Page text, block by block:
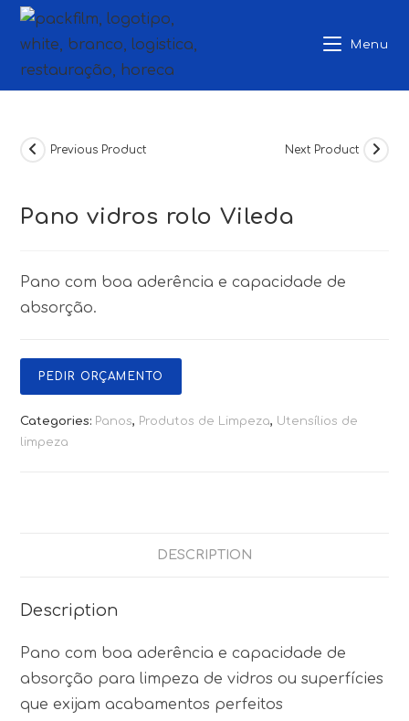
Skip
Menu
Previous Product Next Product
Pano vidros rolo Vileda
Pano com boa aderência e capacidade de
absorção.
PEDIR ORÇAMENTO
Categories: Panos, Produtos de Limpeza, Utensílios de
limpeza
DESCRIPTION
Description
Pano com boa aderência e capacidade de
absorção para limpeza de vidros ou superfícies
que exijam acabamentos perfeitos